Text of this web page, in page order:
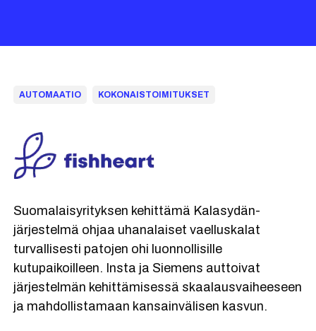
AUTOMAATIO KOKONAISTOIMITUKSET
Suomalaisyrityksen kehittämä Kalasydän-
järjestelmä ohjaa uhanalaiset vaelluskalat
turvallisesti patojen ohi luonnollisille
kutupaikoilleen. Insta ja Siemens auttoivat
järjestelmän kehittämisessä skaalausvaiheeseen
ja mahdollistamaan kansainvälisen kasvun.